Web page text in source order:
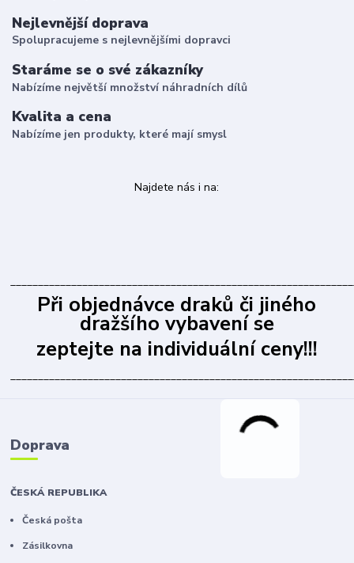
Nejlevnější doprava
Spolupracujeme s nejlevnějšími dopravci
Staráme se o své zákazníky
Nabízíme největší množství náhradních dílů
Kvalita a cena
Nabízíme jen produkty, které mají smysl
Najdete nás i na:
Při objednávce draků či jiného
dražšího vybavení se
zeptejte na individuální ceny!!!
Doprava
ČESKÁ REPUBLIKA
Česká pošta
Zásilkovna